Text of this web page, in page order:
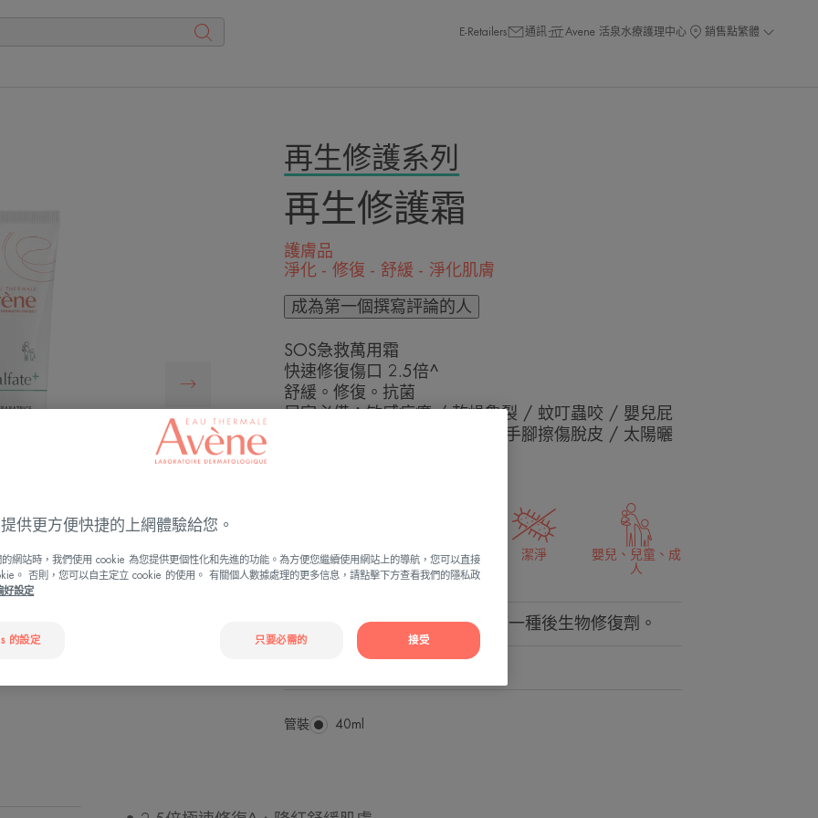
E-Retailers 通訊 Avene 活泉水療護理中心 銷售點繁體
再生修護系列
再生修護霜
護膚品
淨化 - 修復 - 舒緩 - 淨化肌膚
成為第一個撰寫評論的人
SOS急救萬用霜
快速修復傷口 2.5倍^
舒緩。修復。抗菌
居家必備：敏感痕癢 / 乾燥龜裂 / 蚊叮蟲咬 / 嬰兒屁
股或皺摺位泛紅 / 嘴唇乾裂 / 手腳擦傷脫皮 / 太陽曬
得到舒緩 修復 潔淨
嬰兒、兒童、成
人
從Avène抗敏活泉水中提取的第一種後生物修復劑。
管裝
管
40ml
供更方便快捷的上網體驗給您。
網站時，我們使用 cookie 為您提供更個性化和先進的功能。為方便您繼續使用網站上的導航，您可以直接
。 否則，您可以自主定立 cookie 的使用。 有關個人數據處理的更多信息，請點擊下方查看我們的隱私政
好設定
的設定 只要必需的 接受